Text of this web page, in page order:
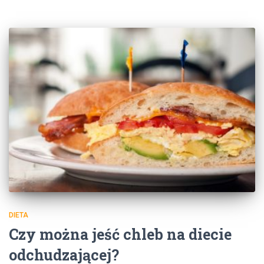
DIETA
Czy można jeść chleb na diecie
odchudzającej?